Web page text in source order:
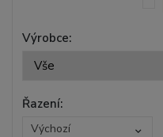
Výrobce:
Řazení:
Výchozí